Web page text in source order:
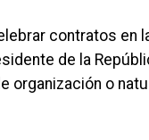
contratos en
de la
o